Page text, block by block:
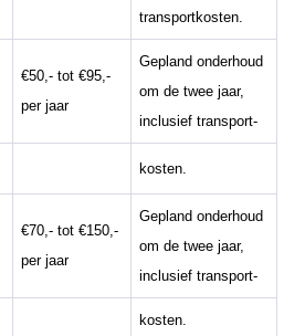
transportkosten.
€50,- tot €95,-
per jaar
Gepland onderhoud
om de twee jaar,
inclusief transport-
kosten.
€70,- tot €150,-
per jaar
Gepland onderhoud
om de twee jaar,
inclusief transport-
kosten.